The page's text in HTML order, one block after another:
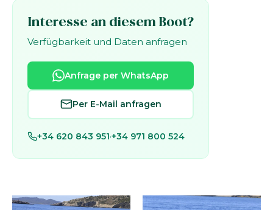
Interesse an diesem Boot?
Verfügbarkeit und Daten anfragen
Anfrage per WhatsApp
Per E-Mail anfragen
+34 620 843 951·+34 971 800 524